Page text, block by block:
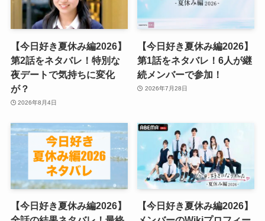
【今日好き夏休み編2026】
第2話をネタバレ！特別な
夜デートで気持ちに変化
が？
2026年8月4日
【今日好き夏休み編2026】
第1話をネタバレ！6人が継
続メンバーで参加！
2026年7月28日
【今日好き夏休み編2026】
【今日好き夏休み編2026】